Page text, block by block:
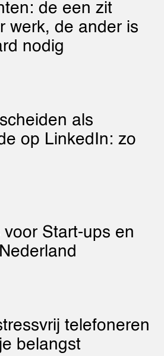
de een zit
werk, de ander is
nodig
als
op LinkedIn: zo
voor Start-ups en
telefoneren
belangst